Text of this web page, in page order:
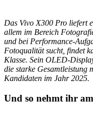
Das Vivo X300 Pro liefert
allem im Bereich
und bei Performance-
Fotoqualität sucht, findet
Klasse. Sein OLED-
die starke Gesamtleistung
Kandidaten im Jahr 2025.
Und so nehmt ihr